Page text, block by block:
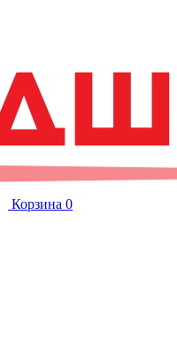
Корзина 0